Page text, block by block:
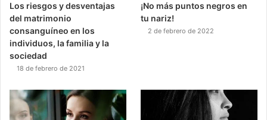
Los riesgos y desventajas
del matrimonio
consanguíneo en los
individuos, la familia y la
sociedad
18 de febrero de 2021
¡No más puntos negros en
tu nariz!
2 de febrero de 2022